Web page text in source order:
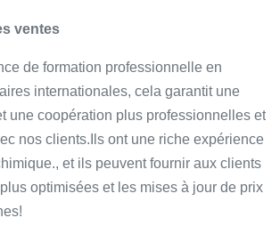
ventes
de formation professionnelle en
internationales, cela garantit une
une coopération plus professionnelles et
nos clients.Ils ont une riche expérience
et ils peuvent fournir aux clients
optimisées et les mises à jour de prix